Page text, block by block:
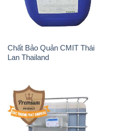
Chất Bảo Quản CMIT Thái
Lan Thailand